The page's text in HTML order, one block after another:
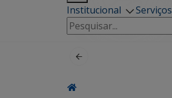
Institucional Serviços
Pesquisar
por: